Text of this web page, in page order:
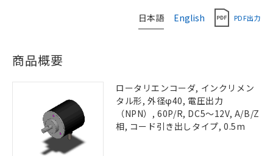
日本語 English PDF出力
商品概要
ロータリエンコーダ, インクリメン
タル形, 外径φ40, 電圧出力
（NPN）, 60P/R, DC5～12V, A/B/Z
相, コード引き出しタイプ, 0.5m